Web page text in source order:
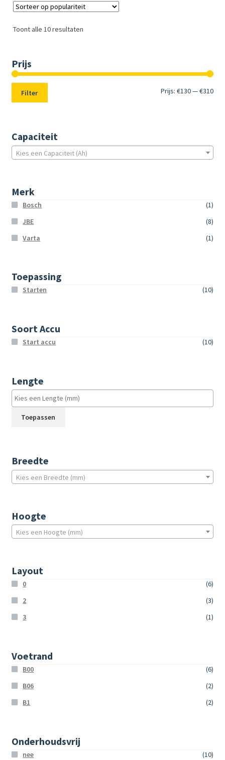
Toont alle 10 resultaten
Prijs
Min.
Filter Prijs:€130—€310
Capaciteit
Kies een Capaciteit (Ah)
Merk
Bosch
(1)
JBE
(8)
Varta
(1)
Toepassing
Starten (10)
Soort Accu
Start accu (10)
Lengte
Toepassen
Breedte
Kies een Breedte (mm)
Hoogte
Kies een Hoogte (mm)
Layout
0
(6)
2
(3)
3
(1)
Voetrand
B00
(6)
B06
(2)
B1
(2)
Onderhoudsvrij
nee (10)